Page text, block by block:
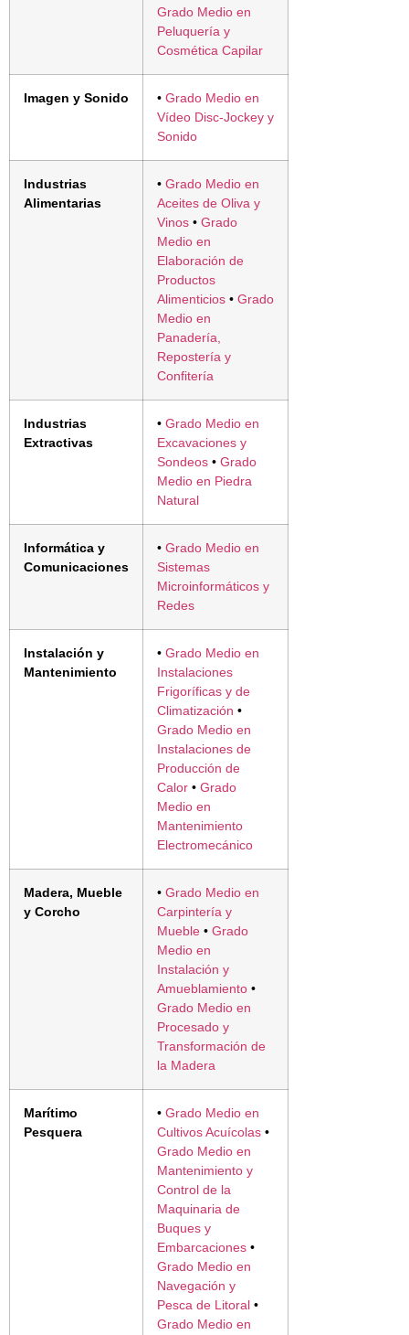
Grado Medio en
Peluquería y
Cosmética Capilar
Imagen y Sonido • Grado Medio en
Vídeo Disc-Jockey y
Sonido
Industrias
Alimentarias
• Grado Medio en
Aceites de Oliva y
Vinos • Grado
Medio en
Elaboración de
Productos
Alimenticios • Grado
Medio en
Panadería,
Repostería y
Confitería
Industrias
Extractivas
• Grado Medio en
Excavaciones y
Sondeos • Grado
Medio en Piedra
Natural
Informática y
Comunicaciones
• Grado Medio en
Sistemas
Microinformáticos y
Redes
Instalación y
Mantenimiento
• Grado Medio en
Instalaciones
Frigoríficas y de
Climatización •
Grado Medio en
Instalaciones de
Producción de
Calor • Grado
Medio en
Mantenimiento
Electromecánico
Madera, Mueble
y Corcho
• Grado Medio en
Carpintería y
Mueble • Grado
Medio en
Instalación y
Amueblamiento •
Grado Medio en
Procesado y
Transformación de
la Madera
Marítimo
Pesquera
• Grado Medio en
Cultivos Acuícolas •
Grado Medio en
Mantenimiento y
Control de la
Maquinaria de
Buques y
Embarcaciones •
Grado Medio en
Navegación y
Pesca de Litoral •
Grado Medio en